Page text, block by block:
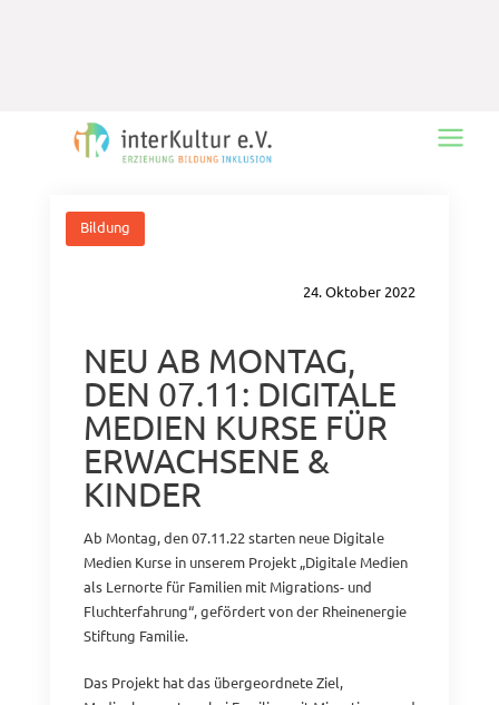
Main
Bildung
24. Oktober 2022
NEU AB MONTAG,
DEN 07.11: DIGITALE
MEDIEN KURSE FÜR
ERWACHSENE &
KINDER
Ab Montag, den 07.11.22 starten neue Digitale
Medien Kurse in unserem Projekt „Digitale Medien
als Lernorte für Familien mit Migrations- und
Fluchterfahrung“, gefördert von der Rheinenergie
Stiftung Familie.
Das Projekt hat das übergeordnete Ziel,